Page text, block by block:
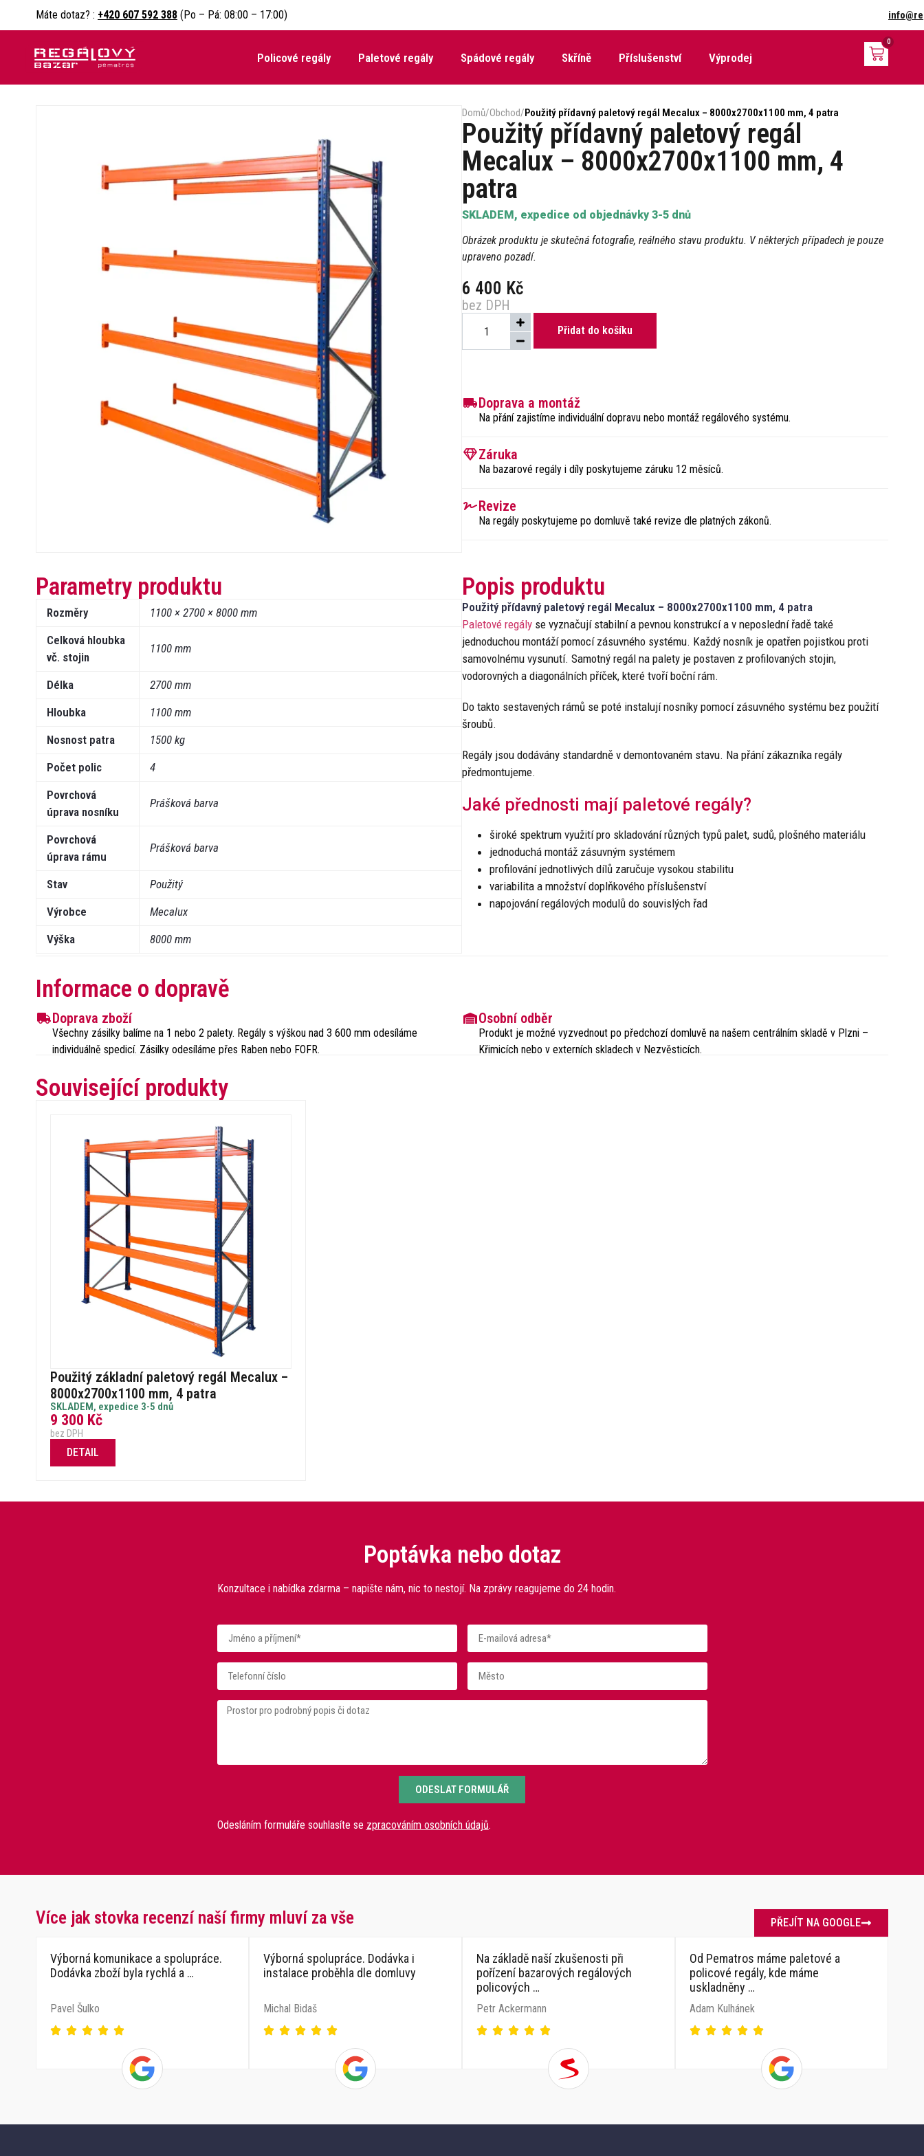
Máte dotaz? : +420 607 592 388 (Po – Pá: 08:00 – 17:00)
Policové regály Paletové regály Spádové regály Skříně Příslušenství Výprodej
0
Domů/Obchod/Použitý přídavný paletový regál Mecalux – 8000x2700x1100 mm, 4 patra
Použitý přídavný paletový regál
Mecalux – 8000x2700x1100 mm, 4
patra
SKLADEM, expedice od objednávky 3-5 dnů
Obrázek produktu je skutečná fotografie, reálného stavu produktu. V některých případech je pouze
upraveno pozadí.
6 400 Kč
bez DPH
Přidat do košíku
Doprava a montáž
Na přání zajistíme individuální dopravu nebo montáž regálového systému.​
Záruka
Na bazarové regály i díly poskytujeme záruku 12 měsíců.
Revize
Na regály poskytujeme po domluvě také revize dle platných zákonů.​
Parametry produktu
Rozměry
1100 × 2700 × 8000 mm
Celková hloubka
vč. stojin
1100 mm
Délka
2700 mm
Hloubka
1100 mm
Nosnost patra
1500 kg
Počet polic
4
Povrchová
úprava nosníku
Prášková barva
Povrchová
úprava rámu
Prášková barva
Stav
Použitý
Výrobce
Mecalux
Výška
8000 mm
Popis produktu
Použitý přídavný paletový regál Mecalux – 8000x2700x1100 mm, 4 patra
Paletové regály se vyznačují stabilní a pevnou konstrukcí a v neposlední řadě také
jednoduchou montáží pomocí zásuvného systému. Každý nosník je opatřen pojistkou proti
samovolnému vysunutí. Samotný regál na palety je postaven z profilovaných stojin,
vodorovných a diagonálních příček, které tvoří boční rám.
Do takto sestavených rámů se poté instalují nosníky pomocí zásuvného systému bez použití
šroubů.
Regály jsou dodávány standardně v demontovaném stavu. Na přání zákazníka regály
předmontujeme.
Jaké přednosti mají paletové regály?
široké spektrum využití pro skladování různých typů palet, sudů, plošného materiálu
jednoduchá montáž zásuvným systémem
profilování jednotlivých dílů zaručuje vysokou stabilitu
variabilita a množství doplňkového příslušenství
napojování regálových modulů do souvislých řad
Informace o dopravě
Doprava zboží
Všechny zásilky balíme na 1 nebo 2 palety. Regály s výškou nad 3 600 mm odesíláme
individuálně spedicí. Zásilky odesíláme přes Raben nebo FOFR.
Osobní odběr
Produkt je možné vyzvednout po předchozí domluvě na našem centrálním skladě v Plzni –
Křimicích nebo v externích skladech v Nezvěsticích.
Související produkty
Použitý základní paletový regál Mecalux –
8000x2700x1100 mm, 4 patra
SKLADEM, expedice 3-5 dnů
9 300 Kč
bez DPH
DETAIL
Poptávka nebo dotaz
Konzultace i nabídka zdarma – napište nám, nic to nestojí. Na zprávy reagujeme do 24 hodin.
ODESLAT FORMULÁŘ
Odesláním formuláře souhlasíte se zpracováním osobních údajů.
Více jak stovka recenzí naší firmy mluví za vše PŘEJÍT NA GOOGLE
Výborná komunikace a spolupráce.
Dodávka zboží byla rychlá a …
Pavel Šulko
Výborná spolupráce. Dodávka i
instalace proběhla dle domluvy
Michal Bidaš
Na základě naší zkušenosti při
pořízení bazarových regálových
policových …
Petr Ackermann
Od Pematros máme paletové a
policové regály, kde máme
uskladněny …
Adam Kulhánek